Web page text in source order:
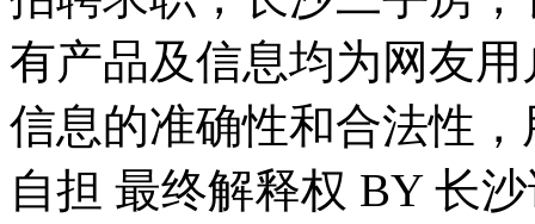
有产品及信息均为网友
信息的准确性和合法性
自担 最终解释权 BY 长